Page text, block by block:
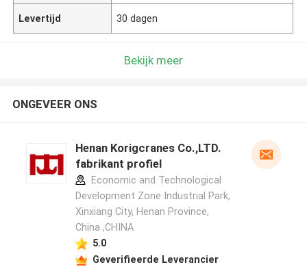
Levertijd 30 dagen
Bekijk meer
ONGEVEER ONS
Henan Korigcranes Co.,LTD.
fabrikant profiel
Economic and Technological
Development Zone Industrial Park,
Xinxiang City, Henan Province,
China ,CHINA
5.0
Geverifieerde Leverancier